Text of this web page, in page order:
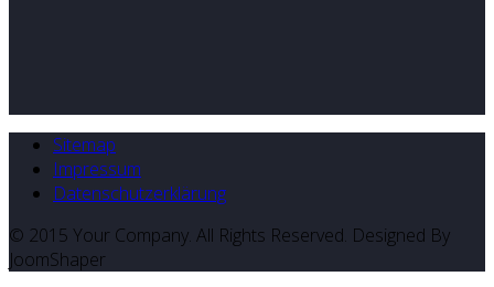
Sitemap
Impressum
Datenschutzerklärung
© 2015 Your Company. All Rights Reserved. Designed By
JoomShaper